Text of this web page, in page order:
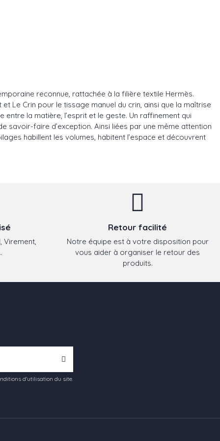
reconnue, rattachée à la filière textile Hermès.
Le Crin pour le tissage manuel du crin, ainsi que la maîtrise
la matière, l’esprit et le geste. Un raffinement qui
savoir-faire d’exception. Ainsi liées par une même attention
habillent les volumes, habitent l’espace et découvrent
Virement,
Retour facilité
Notre équipe est à votre disposition pour
vous aider à organiser le retour des
produits.
d'utilisation du site.